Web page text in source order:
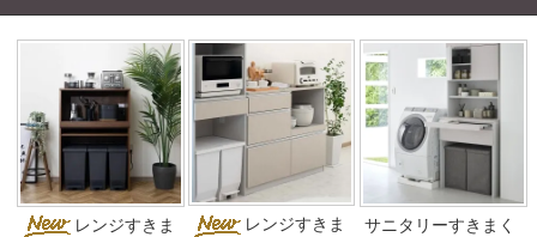
レンジすきま
レンジすきま
サニタリーすきまく